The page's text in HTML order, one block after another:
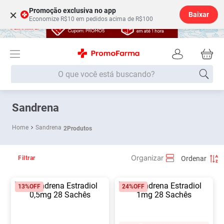
× Promoção exclusiva no app
Economize R$10 em pedidos acima de R$100
Baixar
O que você está buscando?
Sandrena
Sandrena 2Produtos
Filtrar
13%OFF 24%OFF
Termos mais buscados
1 º Fralda
3º
5º Fralda G